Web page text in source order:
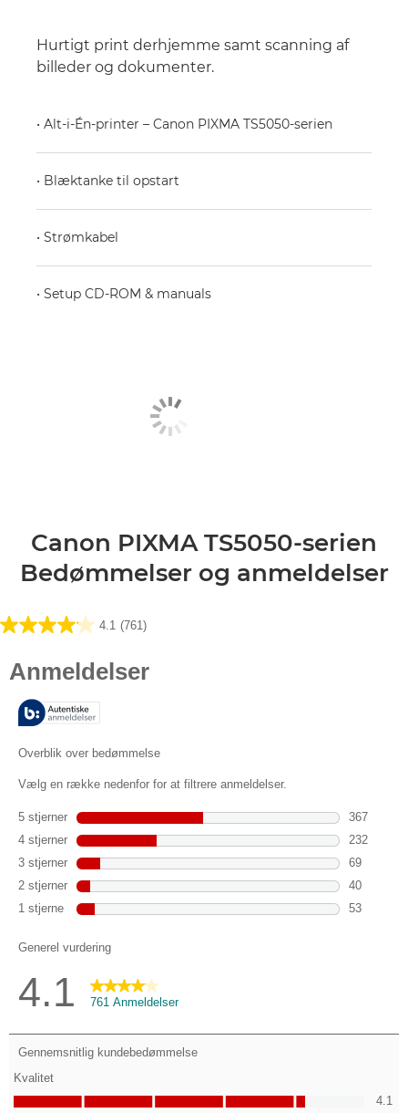
Hurtigt print derhjemme samt scanning af
billeder og dokumenter.
• Alt-i-Én-printer – Canon PIXMA TS5050-serien
• Blæktanke til opstart
• Strømkabel
• Setup CD-ROM & manuals
Canon PIXMA TS5050-serien
Bedømmelser og anmeldelser
4.1 (761)
4.1
stjerner.
761